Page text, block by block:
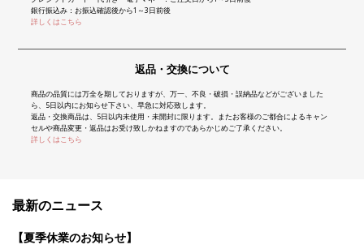
銀行振込み：お振込確認後から1～3日前後
詳しくはこちら
返品・交換について
商品の品質には万全を期しておりますが、万一、不良・破損・誤納品などがございました
ら、5日以内にお知らせ下さい、早急に対応致します。
返品・交換商品は、5日以内未使用・未開封に限ります。またお客様のご都合によるキャン
セルや商品変更・返品はお受け致しかねますのであらかじめご了承ください。
詳しくはこちら
最新のニュース
【夏季休業のお知らせ】